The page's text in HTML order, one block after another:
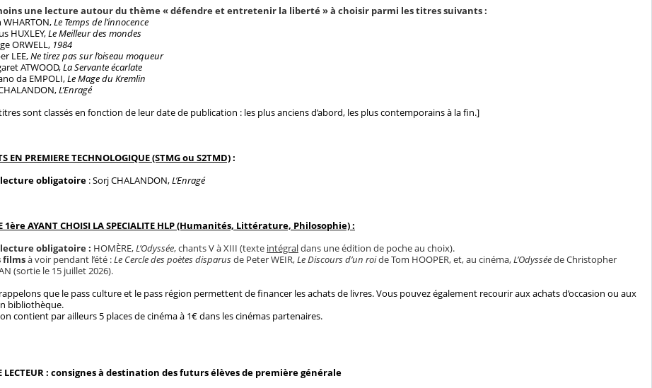
une lecture autour du thème « défendre et entretenir la liberté » à choisir parmi les titres suivants :
WHARTON,Le Temps de l’innocence
HUXLEY,Le Meilleur des mondes
ORWELL, 1984
LEE,Ne tirez pas sur l’oiseau moqueur
ATWOOD,La Servante écarlate
da EMPOLI,Le Mage du Kremlin
L’Enragé
sont classés en fonction de leur date de publication : les plus anciens d’abord, les plus contemporains à la fin.]
EN PREMIERE TECHNOLOGIQUE (STMG ou S2TMD):
obligatoire : Sorj CHALANDON,L’Enragé
1ère AYANT CHOISI LA SPECIALITE HLP (Humanités, Littérature, Philosophie) :
obligatoire : HOMÈRE,L’Odyssée, chants V à XIII (texte intégraldans une édition de poche au choix).
filmsà voir pendant l’été :Le Cercle des poètes disparusde Peter WEIR,Le Discours d’un roide Tom HOOPER, et, au cinéma,L’Odysséede Christopher
(sortie le 15 juillet 2026).
que le pass culture et le pass région permettent de financer les achats de livres. Vous pouvez également recourir aux achats d’occasion ou aux
bibliothèque.
contient par ailleurs 5 places de cinéma à 1€ dans les cinémas partenaires.
LECTEUR : consignes à destination des futurs élèves de première générale